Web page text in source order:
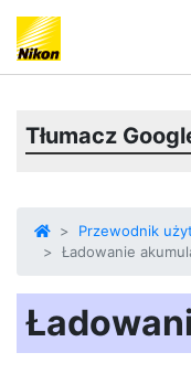
Tłumacz
Przewodnik
Ładowanie